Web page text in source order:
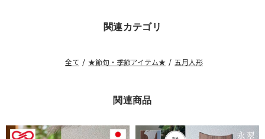
関連カテゴリ
全て / ★節句・季節アイテム★ / 五月人形
関連商品